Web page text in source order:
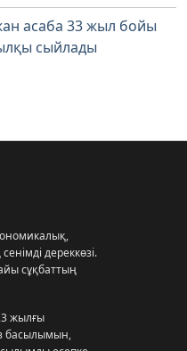
асаба 33 жыл бойы
сыйлады
дереккөзі.
сұқбаттың
жылғы
басылымын,